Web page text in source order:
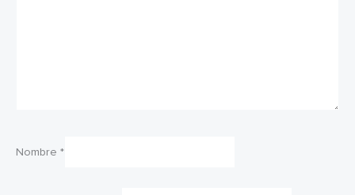
Nombre *